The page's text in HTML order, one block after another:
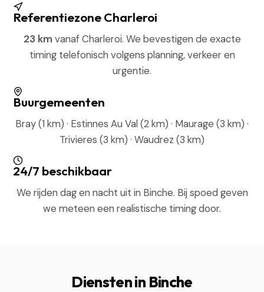
Referentiezone Charleroi
23 km vanaf Charleroi. We bevestigen de exacte
timing telefonisch volgens planning, verkeer en
urgentie.
Buurgemeenten
Bray (1 km) · Estinnes Au Val (2 km) · Maurage (3 km) ·
Trivieres (3 km) · Waudrez (3 km)
24/7 beschikbaar
We rijden dag en nacht uit in Binche. Bij spoed geven
we meteen een realistische timing door.
Diensten in Binche